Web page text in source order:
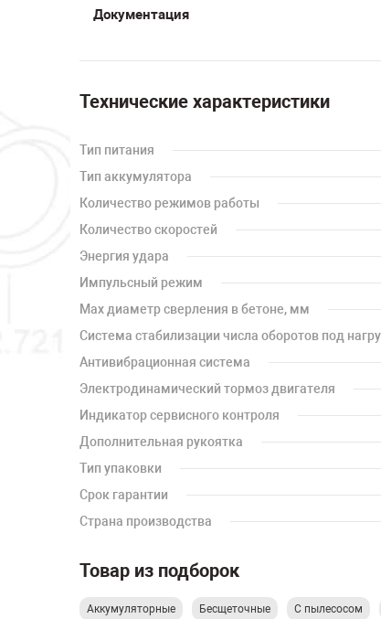
Документация
Технические характеристики
Тип питания
Тип аккумулятора
Количество режимов работы
Количество скоростей
Энергия удара
Импульсный режим
Мах диаметр сверления в бетоне, мм
Система стабилизации числа оборотов под
Антивибрационная система
Электродинамический тормоз двигателя
Индикатор сервисного контроля
Дополнительная рукоятка
Тип упаковки
Срок гарантии
Страна производства
Товар из подборок
Аккумуляторные Бесщеточные С пылесосом